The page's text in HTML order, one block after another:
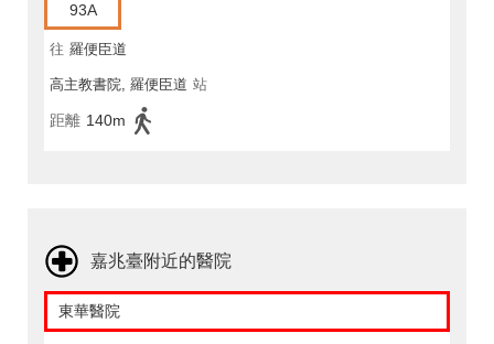
93A
往 羅便臣道
高主教書院, 羅便臣道 站
距離 140m
嘉兆臺附近的醫院
東華醫院